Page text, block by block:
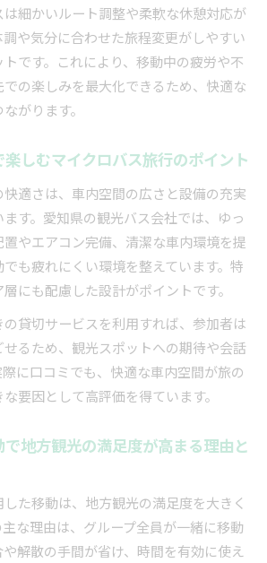
細かいルート調整や柔軟な休憩対応が
や気分に合わせた旅程変更がしやすい
です。これにより、移動中の疲労や不
の楽しみを最大化できるため、快適な
がります。
しむマイクロバス旅行のポイント
適さは、車内空間の広さと設備の充実
す。愛知県の観光バス会社では、ゆっ
やエアコン完備、清潔な車内環境を提
も疲れにくい環境を整えています。特
にも配慮した設計がポイントです。
貸切サービスを利用すれば、参加者は
るため、観光スポットへの期待や会話
に口コミでも、快適な車内空間が旅の
要因として高評価を得ています。
地方観光の満足度が高まる理由と
た移動は、地方観光の満足度を大きく
な理由は、グループ全員が一緒に移動
解散の手間が省け、時間を有効に使え